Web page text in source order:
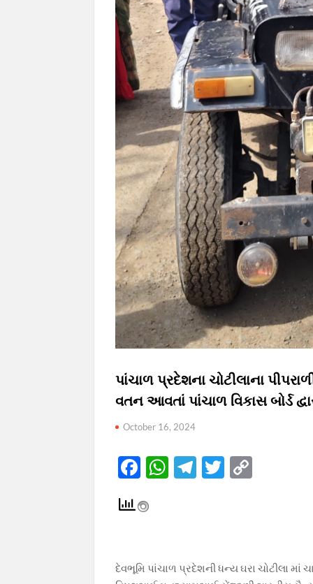
પાંચાળ પ્રદેશના ચોટીલાના
વતન આવતાં પાંચાળ વિકાસ બોર્ડ
October 16, 2024
F
e
o
W T
T
Li
દેવભૂમિ પાંચાળ પ્રદેશની ધન્ય ઘરા ચોટીલા માં